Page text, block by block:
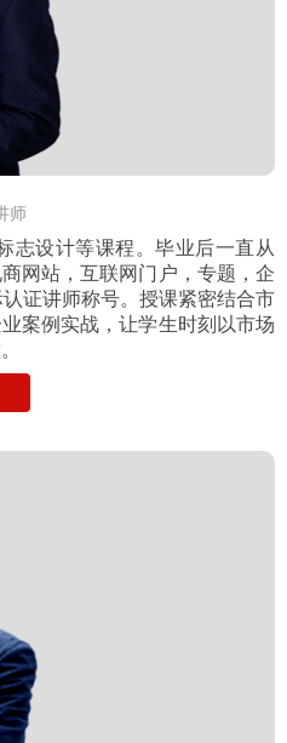
师
志设计等课程。毕业后一直从
网站，互联网门户，专题，企
证讲师称号。授课紧密结合市
案例实战，让学生时刻以市场